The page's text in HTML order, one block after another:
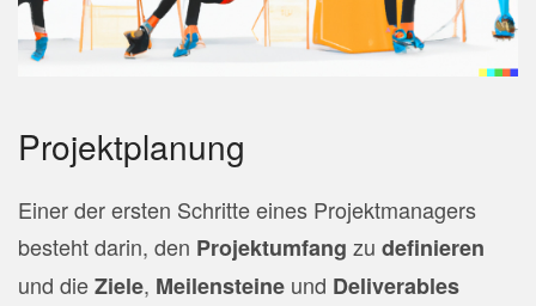
Projektplanung
Einer der ersten Schritte eines Projektmanagers
besteht darin, den Projektumfang zu definieren
und dieZiele, Meilensteine und Deliverables